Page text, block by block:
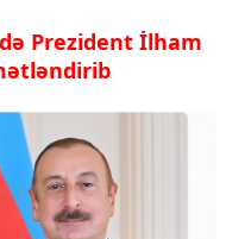
Prezident İlham